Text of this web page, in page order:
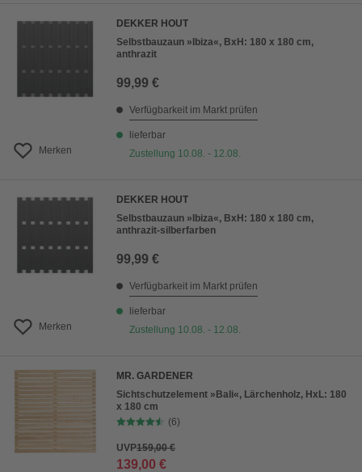
Preis aufsteigend
Bewertung
Merken
DEKKER HOUT
Selbstbauzaun »Ibiza«, BxH: 180 x 180 cm,
anthrazit
99,99 €
Verfügbarkeit im Markt prüfen
lieferbar
Zustellung 10.08. - 12.08.
Merken
DEKKER HOUT
Selbstbauzaun »Ibiza«, BxH: 180 x 180 cm,
anthrazit-silberfarben
99,99 €
Verfügbarkeit im Markt prüfen
lieferbar
Zustellung 10.08. - 12.08.
MR. GARDENER
Sichtschutzelement »Bali«, Lärchenholz, HxL: 180
x 180 cm
(6)
UVP159,00 €
139,00 €